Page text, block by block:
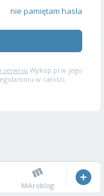
nie pamiętam hasła
serwisu Wykop.pl w jego
w całości,
Mikroblog